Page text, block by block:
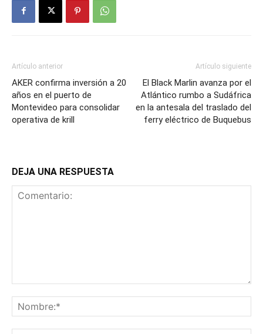
Artículo anterior
AKER confirma inversión a 20
años en el puerto de
Montevideo para consolidar
operativa de krill
Artículo siguiente
El Black Marlin avanza por el
Atlántico rumbo a Sudáfrica
en la antesala del traslado del
ferry eléctrico de Buquebus
DEJA UNA RESPUESTA